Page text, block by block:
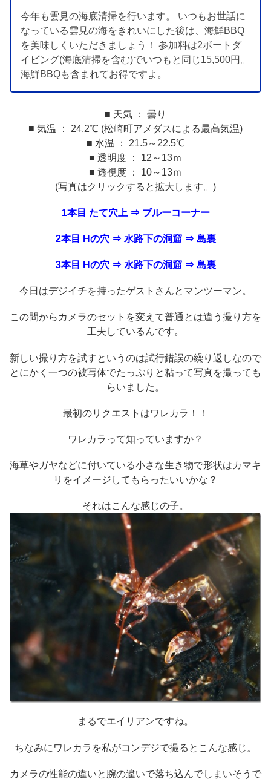
今年も雲見の海底清掃を行います。 いつもお世話に
なっている雲見の海をきれいにした後は、海鮮BBQ
を美味しくいただきましょう！ 参加料は2ボートダ
イビング(海底清掃を含む)でいつもと同じ15,500円。
海鮮BBQも含まれてお得ですよ。
■ 天気 ： 曇り
■ 気温 ： 24.2℃ (松崎町アメダスによる最高気温)
■ 水温 ： 21.5～22.5℃
■ 透明度 ： 12～13ｍ
■ 透視度 ： 10～13ｍ
(写真はクリックすると拡大します。)
1本目 たて穴上 ⇒ ブルーコーナー
2本目 Hの穴 ⇒ 水路下の洞窟 ⇒ 島裏
3本目 Hの穴 ⇒ 水路下の洞窟 ⇒ 島裏
今日はデジイチを持ったゲストさんとマンツーマン。
この間からカメラのセットを変えて普通とは違う撮り方を
工夫しているんです。
新しい撮り方を試すというのは試行錯誤の繰り返しなので
とにかく一つの被写体でたっぷりと粘って写真を撮っても
らいました。
最初のリクエストはワレカラ！！
ワレカラって知っていますか？
海草やガヤなどに付いている小さな生き物で形状はカマキ
リをイメージしてもらったいいかな？
それはこんな感じの子。
まるでエイリアンですね。
ちなみにワレカラを私がコンデジで撮るとこんな感じ。
カメラの性能の違いと腕の違いで落ち込んでしまいそうで